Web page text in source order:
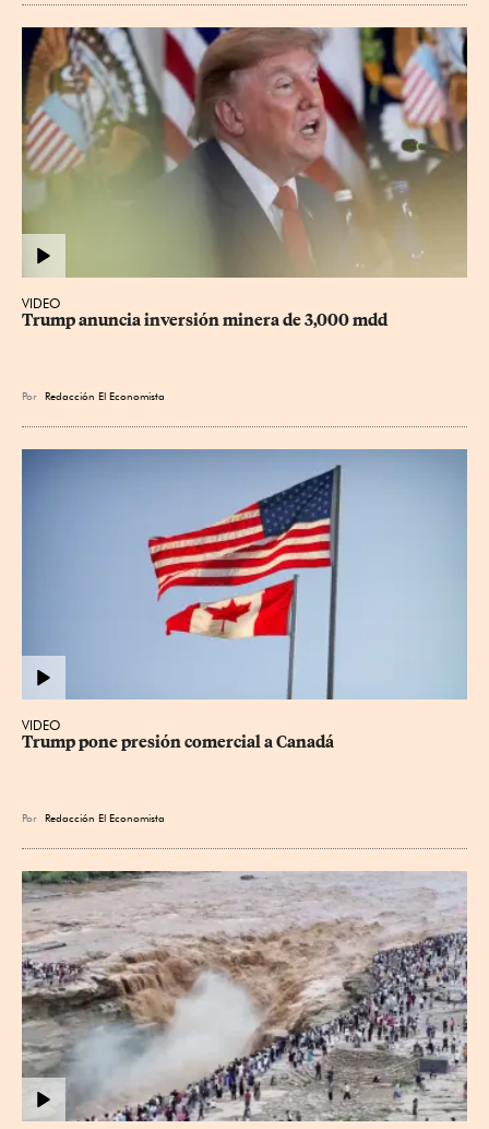
VIDEO
Trump anuncia inversión minera de 3,000 mdd
Por Redacción El Economista
VIDEO
Trump pone presión comercial a Canadá
Por Redacción El Economista